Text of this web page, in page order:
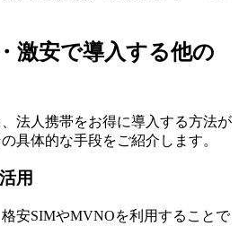
激安で導入する他の
法人携帯をお得に導入する方法が
具体的な手段をご紹介します。
用
安SIMやMVNOを利用することで